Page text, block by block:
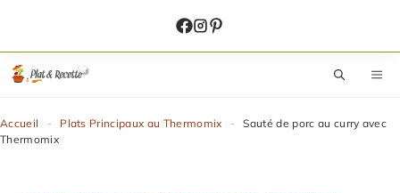
contenu
Accueil - Plats Principaux au Thermomix -
Sauté de porc au curry avec
Thermomix